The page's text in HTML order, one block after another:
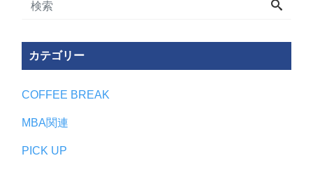
カテゴリー
COFFEE BREAK
MBA関連
PICK UP